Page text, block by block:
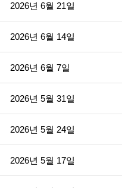
2026년 6월 21일
2026년 6월 14일
2026년 6월 7일
2026년 5월 31일
2026년 5월 24일
2026년 5월 17일